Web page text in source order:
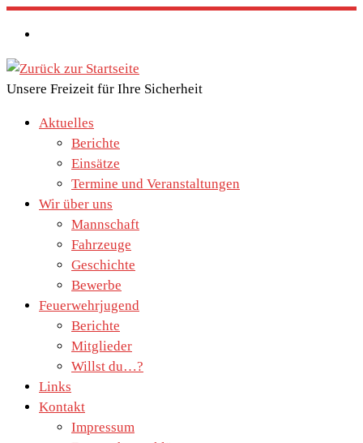
Zum
Inhalt
springen
Unsere Freizeit für Ihre Sicherheit
Aktuelles
Berichte
Einsätze
Termine und Veranstaltungen
Wir über uns
Mannschaft
Fahrzeuge
Geschichte
Bewerbe
Feuerwehrjugend
Berichte
Mitglieder
Willst du…?
Links
Kontakt
Impressum